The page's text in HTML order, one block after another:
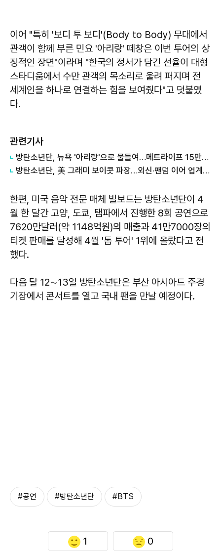
이어 "특히 '보디 투 보디'(Body to Body) 무대에서
관객이 함께 부른 민요 '아리랑' 떼창은 이번 투어의 상
징적인 장면"이라며 "한국의 정서가 담긴 선율이 대형
스타디움에서 수만 관객의 목소리로 울려 퍼지며 전
세계인을 하나로 연결하는 힘을 보여줬다"고 덧붙였
다.
관련기사
방탄소년단, 뉴욕 '아리랑'으로 물들여…메트라이프 15만7000명 열광
방탄소년단, 美 그래미 보이콧 파장…외신·팬덤 이어 업계도 술렁
한편, 미국 음악 전문 매체 빌보드는 방탄소년단이 4
월 한 달간 고양, 도쿄, 탬파에서 진행한 8회 공연으로
7620만달러(약 1148억원)의 매출과 41만7000장의
티켓 판매를 달성해 4월 '톱 투어' 1위에 올랐다고 전
했다.
다음 달 12∼13일 방탄소년단은 부산 아시아드 주경
기장에서 콘서트를 열고 국내 팬을 만날 예정이다.
#공연 #방탄소년단 #BTS
1 0